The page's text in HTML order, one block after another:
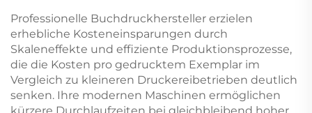
Buchdruck mit
lackierten Kanten
Hardcover-Fotoalbum
mit goldenen Kanten
Buchdruck mit
lackierten Kanten
Professionelle Buchdruckhersteller erzielen
erhebliche Kosteneinsparungen durch
Skaleneffekte und effiziente Produktionsprozesse,
die die Kosten pro gedrucktem Exemplar im
Vergleich zu kleineren Druckereibetrieben deutlich
senken. Ihre modernen Maschinen ermöglichen